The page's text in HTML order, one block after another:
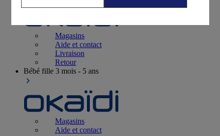
Magasins
Aide et contact
Livraison
Retour
Bébé fille 3 mois - 5 ans
Magasins
Aide et contact